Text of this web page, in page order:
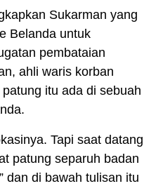
Sukarman yang
Belanda untuk
pembataian
ahli waris korban
itu ada di sebuah
Tapi saat datang
patung separuh badan
dan di bawah tulisan itu